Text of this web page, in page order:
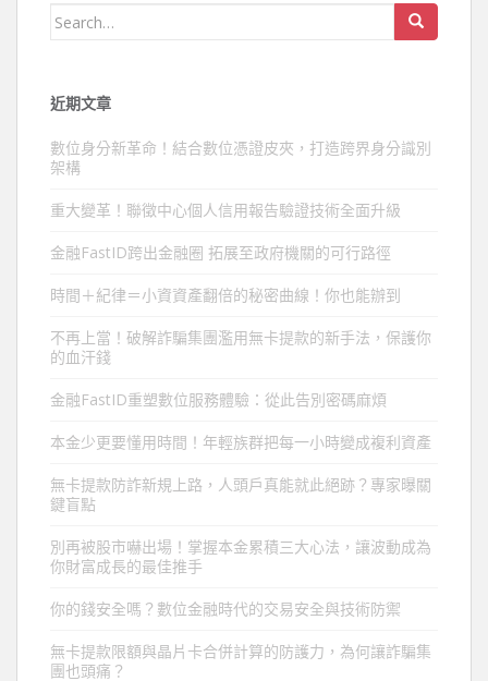
Search
近期文章
數位身分新革命！結合數位憑證皮夾，打造跨界身分識別
架構
重大變革！聯徵中心個人信用報告驗證技術全面升級
金融FastID跨出金融圈 拓展至政府機關的可行路徑
時間＋紀律＝小資資產翻倍的秘密曲線！你也能辦到
不再上當！破解詐騙集團濫用無卡提款的新手法，保護你
的血汗錢
金融FastID重塑數位服務體驗：從此告別密碼麻煩
本金少更要懂用時間！年輕族群把每一小時變成複利資產
無卡提款防詐新規上路，人頭戶真能就此絕跡？專家曝關
鍵盲點
別再被股市嚇出場！掌握本金累積三大心法，讓波動成為
你財富成長的最佳推手
你的錢安全嗎？數位金融時代的交易安全與技術防禦
無卡提款限額與晶片卡合併計算的防護力，為何讓詐騙集
團也頭痛？